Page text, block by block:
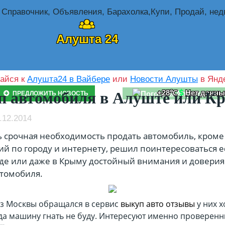
Алушта 24
ПРЕДЛОЖИТЬ НОВОСТЬ +28℃ Нет
к Алушта24 в Вайбереили Новости Алушты в
автомобиля в Алуште или
срочная необходимость продать автомобиль, кроме
по городу и интернету, решил поинтересоваться
или даже в Крыму достойный внимания и
Москвы обращался в сервис выкуп авто отзывы у них
машину гнать не буду. Интересуют именно